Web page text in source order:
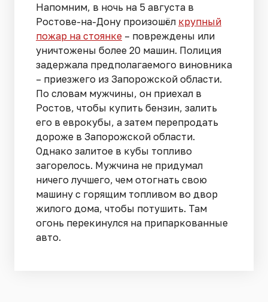
Напомним, в ночь на 5 августа в
Ростове-на-Дону произошёл крупный
пожар на стоянке – повреждены или
уничтожены более 20 машин. Полиция
задержала предполагаемого виновника
– приезжего из Запорожской области.
По словам мужчины, он приехал в
Ростов, чтобы купить бензин, залить
его в еврокубы, а затем перепродать
дороже в Запорожской области.
Однако залитое в кубы топливо
загорелось. Мужчина не придумал
ничего лучшего, чем отогнать свою
машину с горящим топливом во двор
жилого дома, чтобы потушить. Там
огонь перекинулся на припаркованные
авто.